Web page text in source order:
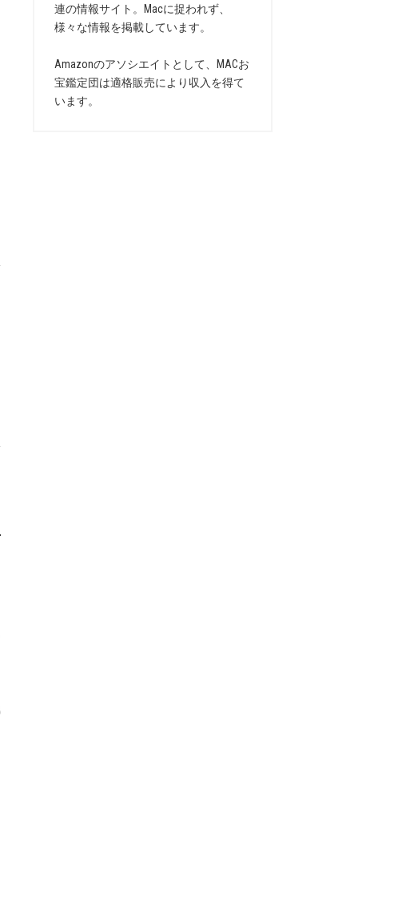
連の情報サイト。Macに捉われず、
様々な情報を掲載しています。
Amazonのアソシエイトとして、MACお
宝鑑定団は適格販売により収入を得て
います。